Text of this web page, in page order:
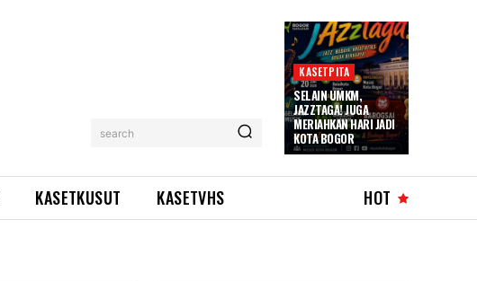
search
KASETPITA
SELAIN UMKM,
JAZZTAGA! JUGA
MERIAHKAN HARI JADI
KOTA BOGOR
KASETKUSUT KASETVHS HOT